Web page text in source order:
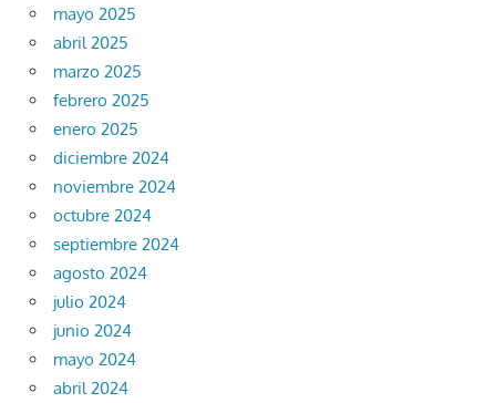
mayo 2025
abril 2025
marzo 2025
febrero 2025
enero 2025
diciembre 2024
noviembre 2024
octubre 2024
septiembre 2024
agosto 2024
julio 2024
junio 2024
mayo 2024
abril 2024